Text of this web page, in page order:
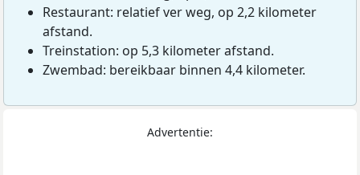
Restaurant: relatief ver weg, op 2,2 kilometer
afstand.
Treinstation: op 5,3 kilometer afstand.
Zwembad: bereikbaar binnen 4,4 kilometer.
Advertentie: